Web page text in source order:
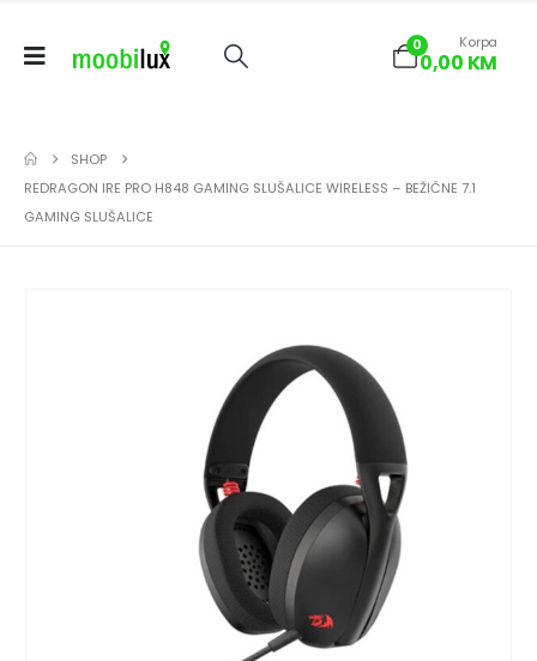
0 Korpa
0,00 KM
SHOP
REDRAGON IRE PRO H848 GAMING SLUŠALICE WIRELESS – BEŽIČNE 7.1
GAMING SLUŠALICE